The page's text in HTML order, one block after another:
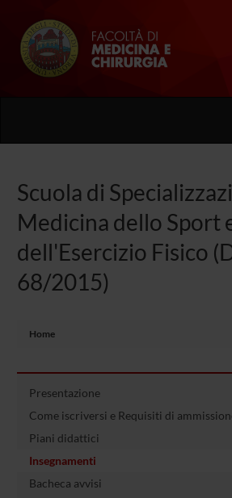
Scuola di
Medicina dello Sport
dell'Esercizio Fisico
68/2015)
Home
Presentazione
Come iscriversi e Requisiti di
Piani didattici
Insegnamenti
Bacheca avvisi